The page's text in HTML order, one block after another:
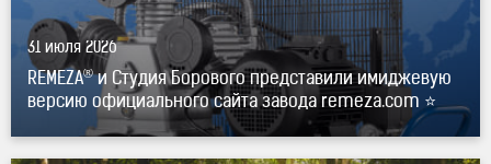
31 июля 2026
REMEZA®и Студия Борового представили имиджевую
версию официального сайта завода remeza.com ⭐